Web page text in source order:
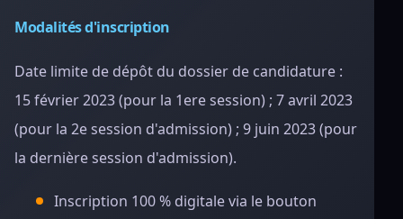
Modalités d'inscription
Date limite de dépôt du dossier de candidature :
15 février 2023 (pour la 1ere session) ; 7 avril 2023
(pour la 2e session d'admission) ; 9 juin 2023 (pour
la dernière session d'admission).
Inscription 100 % digitale via le bouton